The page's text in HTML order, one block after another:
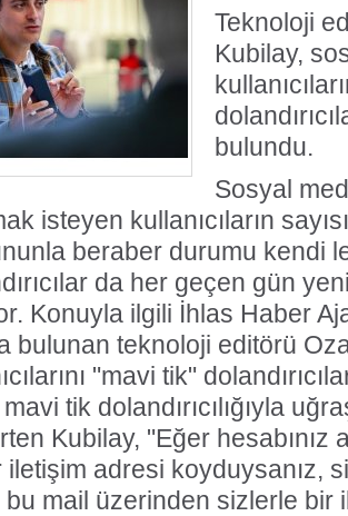
Teknoloji
Kubilay,
bulundu.
Sosyal
isteyen kullanıcıların
beraber durumu kendi
da her geçen gün
Konuyla ilgili İhlas Haber
bulunan teknoloji editörü
"mavi tik"
tik dolandırıcılığıyla
Kubilay, "Eğer
adresi koyduysanız,
bu mail üzerinden sizlerle bir